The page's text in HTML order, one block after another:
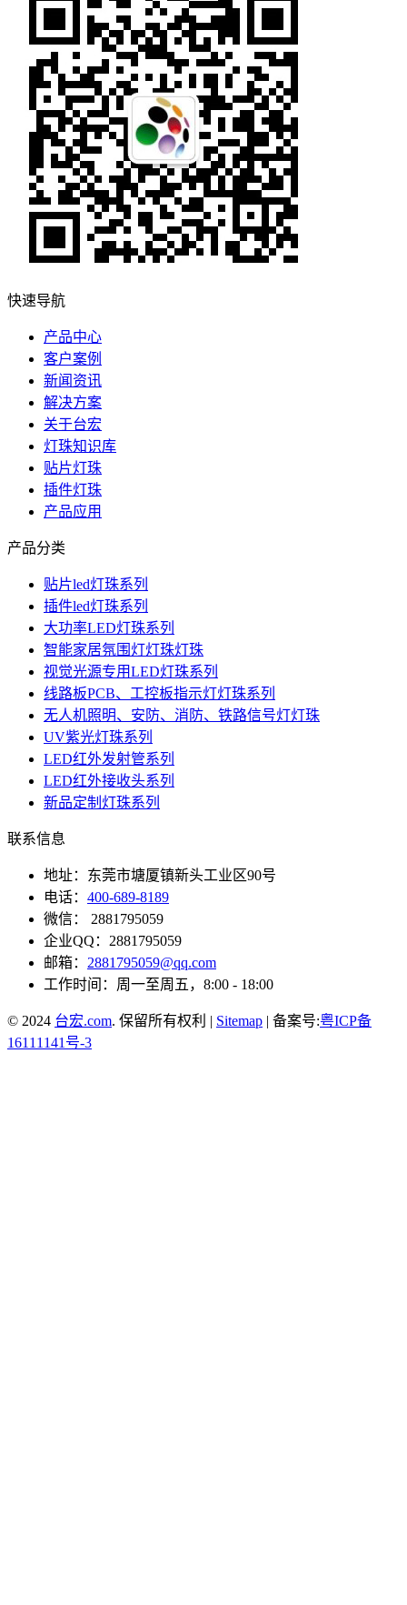
快速导航
产品中心
客户案例
新闻资讯
解决方案
关于台宏
灯珠知识库
贴片灯珠
插件灯珠
产品应用
产品分类
贴片led灯珠系列
插件led灯珠系列
大功率LED灯珠系列
智能家居氛围灯灯珠灯珠
视觉光源专用LED灯珠系列
线路板PCB、工控板指示灯灯珠系列
无人机照明、安防、消防、铁路信号灯灯珠
UV紫光灯珠系列
LED红外发射管系列
LED红外接收头系列
新品定制灯珠系列
联系信息
地址：东莞市塘厦镇新头工业区90号
电话： 400-689-8189
微信： 2881795059
企业QQ：2881795059
邮箱： 2881795059@qq.com
工作时间：周一至周五，8:00 - 18:00
© 2024 台宏.com. 保留所有权利 | Sitemap | 备案号:粤ICP备
16111141号-3